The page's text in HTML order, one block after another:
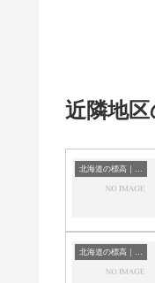
近隣地